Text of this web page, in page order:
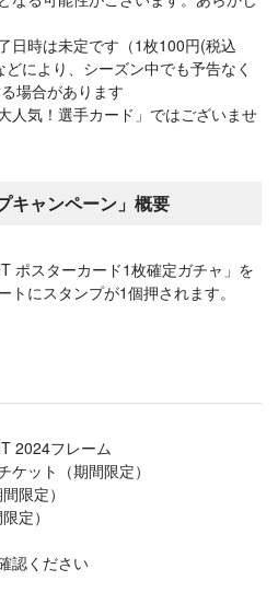
日時は未定です（1枚100円(税込
により、シーズン中でも予告なく
場合があります
人気！選手カード」ではございませ
キャンペーン」概要
ポスターカード1枚確定ガチャ」を
にスタンプが1個押されます。
2024フレーム
ット（期間限定）
限定）
定）
認ください